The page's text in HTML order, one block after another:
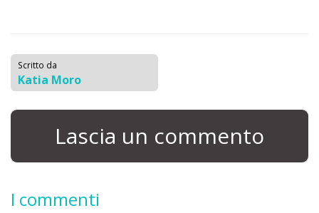
Scritto da
Katia Moro
Lascia un commento
I commenti